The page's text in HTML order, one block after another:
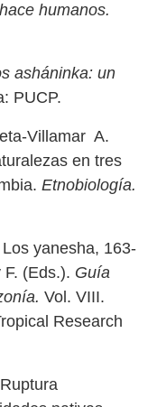
humanos.
asháninka: un
PUCP.
Villamar A.
en tres
Etnobiología.
yanesha, 163-
(Eds.). Guía
Vol. VIII.
Research